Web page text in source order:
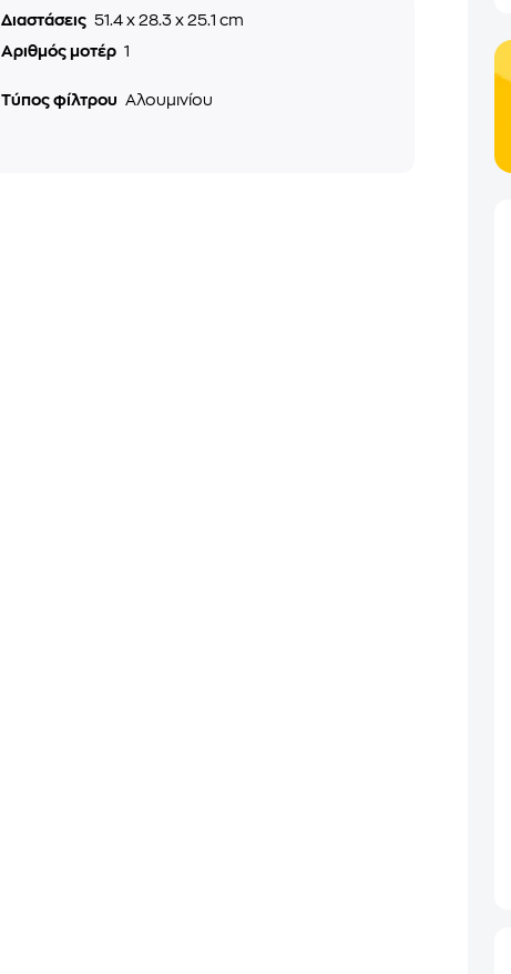
Διαστάσεις 51.4 x 28.3 x 25.1 cm
Αριθμός μοτέρ 1
Τύπος φίλτρου Αλουμινίου